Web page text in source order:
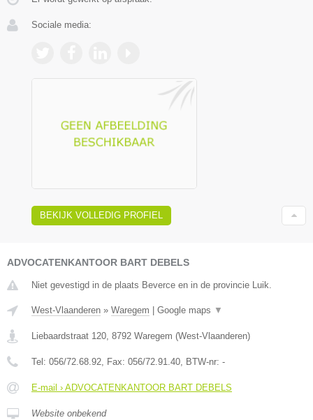
Sociale media:
BEKIJK VOLLEDIG PROFIEL
ADVOCATENKANTOOR BART DEBELS
Niet gevestigd in de plaats Beverce en in de provincie Luik.
West-Vlaanderen » Waregem Google maps ▼
Liebaardstraat 120, 8792 Waregem (West-Vlaanderen)
Tel: 056/72.68.92, Fax: 056/72.91.40, BTW-nr: -
E-mail › ADVOCATENKANTOOR BART DEBELS
Website onbekend